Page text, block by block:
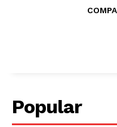
Popular